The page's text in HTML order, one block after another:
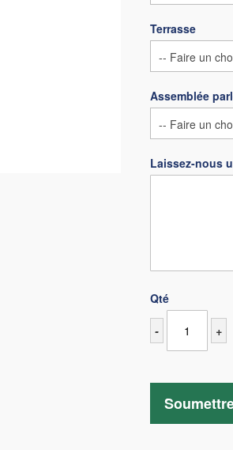
Terrasse
Assemblée
Laissez-nous
Qté
- +